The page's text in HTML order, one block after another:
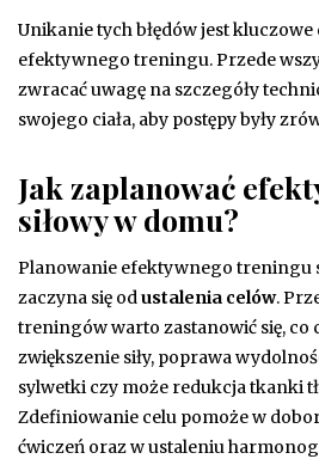
Unikanie tych błędów jest
efektywnego treningu. Przede
zwracać uwagę na szczegóły
swojego ciała, aby postępy były
Jak zaplanować
siłowy w domu?
Planowanie efektywnego treningu
zaczyna się odustalenia celów.
treningów warto zastanowić się, co
zwiększenie siły, poprawa
sylwetki czy może redukcja tkanki
Zdefiniowanie celu pomoże w
ćwiczeń oraz w ustaleniu